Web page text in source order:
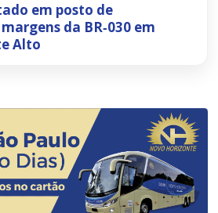
em posto de
da BR‑030 em
Alto